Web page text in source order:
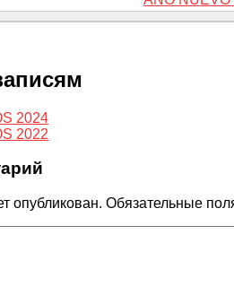
2024
2022
опубликован. Обязательные